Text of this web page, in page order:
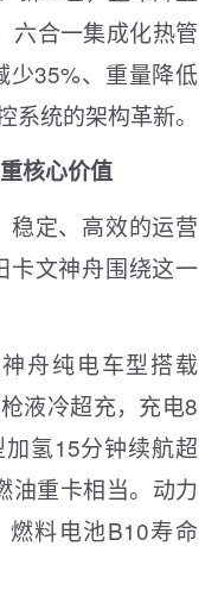
六合一集成化热管
少35%、重量降低
统的架构革新。
核心价值
稳定、高效的运营
卡文神舟围绕这一
舟纯电车型搭载
液冷超充，充电8
氢15分钟续航超
油重卡相当。动力
料电池B10寿命